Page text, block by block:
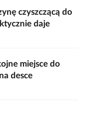
czyszczącą do
daje
miejsce do
desce